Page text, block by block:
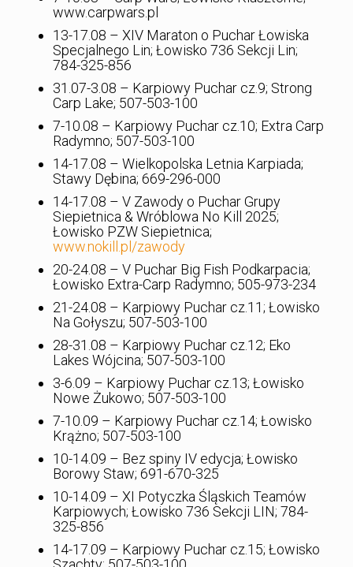
www.carpwars.pl
13-17.08 – XIV Maraton o Puchar Łowiska
Specjalnego Lin; Łowisko 736 Sekcji Lin;
784-325-856
31.07-3.08 – Karpiowy Puchar cz.9; Strong
Carp Lake; 507-503-100
7-10.08 – Karpiowy Puchar cz.10; Extra Carp
Radymno; 507-503-100
14-17.08 – Wielkopolska Letnia Karpiada;
Stawy Dębina; 669-296-000
14-17.08 – V Zawody o Puchar Grupy
Siepietnica & Wróblowa No Kill 2025;
Łowisko PZW Siepietnica;
www.nokill.pl/zawody
20-24.08 – V Puchar Big Fish Podkarpacia;
Łowisko Extra-Carp Radymno; 505-973-234
21-24.08 – Karpiowy Puchar cz.11; Łowisko
Na Gołyszu; 507-503-100
28-31.08 – Karpiowy Puchar cz.12; Eko
Lakes Wójcina; 507-503-100
3-6.09 – Karpiowy Puchar cz.13; Łowisko
Nowe Żukowo; 507-503-100
7-10.09 – Karpiowy Puchar cz.14; Łowisko
Krążno; 507-503-100
10-14.09 – Bez spiny IV edycja; Łowisko
Borowy Staw; 691-670-325
10-14.09 – XI Potyczka Śląskich Teamów
Karpiowych; Łowisko 736 Sekcji LIN; 784-
325-856
14-17.09 – Karpiowy Puchar cz.15; Łowisko